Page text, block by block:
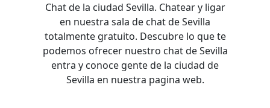
Chat de la ciudad Sevilla. Chatear y ligar
en nuestra sala de chat de Sevilla
totalmente gratuito. Descubre lo que te
podemos ofrecer nuestro chat de Sevilla
entra y conoce gente de la ciudad de
Sevilla en nuestra pagina web.